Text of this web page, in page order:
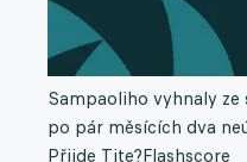
Sampaoliho vyhnaly ze
po pár měsících dva
Přijde Tite?Flashscore